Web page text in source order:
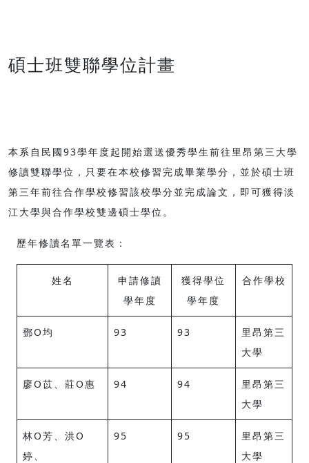
碩士班雙聯學位計畫
本系自民國93學年度起開始選送優秀學生前往里昂第三大學
修讀雙聯學位，只要在本校修習完成畢業學分，並於碩士班
第三年前往合作學校修習該校學分並完成論文，即可獲得淡
江大學與合作學校雙邊碩士學位。
歷年修讀名單一覽表：
姓名
申請修讀
學年度
獲得學位
學年度
合作學校
鄧O均 93 93
里昂第三
大學
廖O苡、莊O惠 94 94
里昂第三
大學
林O芳、洪O
婷、
95 95
里昂第三
大學